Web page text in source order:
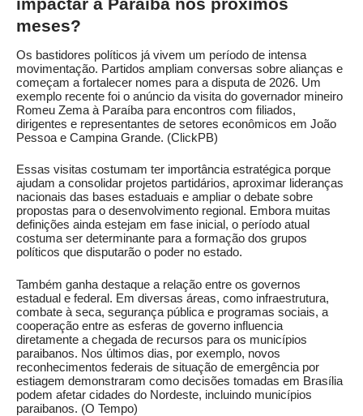
meses?
Os bastidores políticos já vivem um período de intensa
movimentação. Partidos ampliam conversas sobre alianças e
começam a fortalecer nomes para a disputa de 2026. Um
exemplo recente foi o anúncio da visita do governador mineiro
Romeu Zema à Paraíba para encontros com filiados,
dirigentes e representantes de setores econômicos em João
Pessoa e Campina Grande. (ClickPB)
Essas visitas costumam ter importância estratégica porque
ajudam a consolidar projetos partidários, aproximar lideranças
nacionais das bases estaduais e ampliar o debate sobre
propostas para o desenvolvimento regional. Embora muitas
definições ainda estejam em fase inicial, o período atual
costuma ser determinante para a formação dos grupos
políticos que disputarão o poder no estado.
Também ganha destaque a relação entre os governos
estadual e federal. Em diversas áreas, como infraestrutura,
combate à seca, segurança pública e programas sociais, a
cooperação entre as esferas de governo influencia
diretamente a chegada de recursos para os municípios
paraibanos. Nos últimos dias, por exemplo, novos
reconhecimentos federais de situação de emergência por
estiagem demonstraram como decisões tomadas em Brasília
podem afetar cidades do Nordeste, incluindo municípios
paraibanos. (O Tempo)